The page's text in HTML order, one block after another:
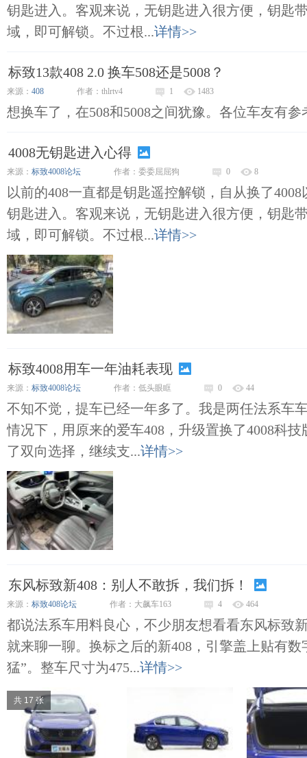
钥匙进入。客观来说，无钥匙进入很方便，钥匙
域，即可解锁。不过根...详情>>
标致13款408 2.0 换车508还是5008？
来源： 408 作者：thlrtv4 1 1483
想换车了，在508和5008之间犹豫。各位车友有参
4008无钥匙进入心得
来源： 标致4008论坛 作者：委委屈屈狗 0 8
以前的408一直都是钥匙遥控解锁，自从换了
钥匙进入。客观来说，无钥匙进入很方便，钥匙
域，即可解锁。不过根...详情>>
标致4008用车一年油耗表现
来源： 标致4008论坛 作者：低头眼眶 0 44
不知不觉，提车已经一年多了。我是两任法系车
情况下，用原来的爱车408，升级置换了4008科
了双向选择，继续支...详情>>
东风标致新408：别人不敢拆，我们拆！
来源： 标致408论坛 作者：大飙车163 4 464
都说法系车用料良心，不少朋友想看看东风标致
就来聊一聊。换标之后的新408，引擎盖上贴有
猛”。整车尺寸为475...详情>>
共 17 张